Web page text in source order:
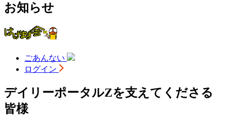
お知らせ
ごあんない
ログイン
デイリーポータルZを支えてくださる
皆様